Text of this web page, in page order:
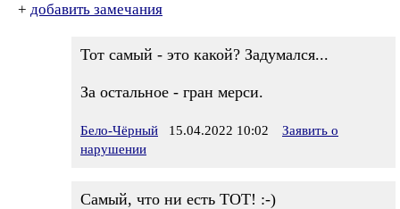
+ добавить замечания
Тот самый - это какой? Задумался...
За остальное - гран мерси.
Бело-Чёрный 15.04.2022 10:02
Заявить о
нарушении
Самый, что ни есть ТОТ! :-)